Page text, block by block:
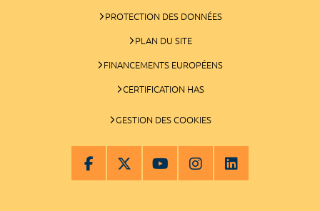
PROTECTION DES DONNÉES
PLAN DU SITE
FINANCEMENTS EUROPÉENS
CERTIFICATION HAS
GESTION DES COOKIES